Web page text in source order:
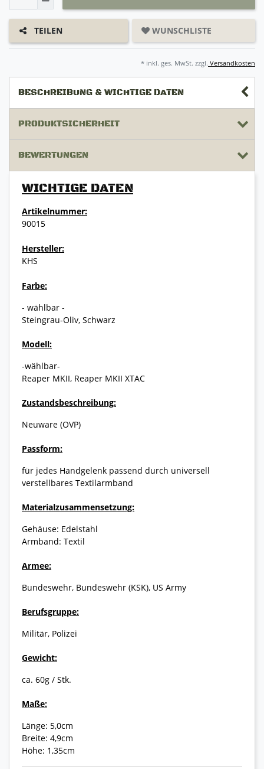
TEILEN WUNSCHLISTE
* inkl. ges. MwSt. zzgl. Versandkosten
BESCHREIBUNG & WICHTIGE DATEN
PRODUKTSICHERHEIT
BEWERTUNGEN
WICHTIGE DATEN
Artikelnummer:
90015
Hersteller:
KHS
Farbe:
- wählbar -
Steingrau-Oliv, Schwarz
Modell:
-wählbar-
Reaper MKII, Reaper MKII XTAC
Zustandsbeschreibung:
Neuware (OVP)
Passform:
für jedes Handgelenk passend durch universell
verstellbares Textilarmband
Materialzusammensetzung:
Gehäuse: Edelstahl
Armband: Textil
Armee:
Bundeswehr, Bundeswehr (KSK), US Army
Berufsgruppe:
Militär, Polizei
Gewicht:
ca. 60g / Stk.
Maße:
Länge: 5,0cm
Breite: 4,9cm
Höhe: 1,35cm